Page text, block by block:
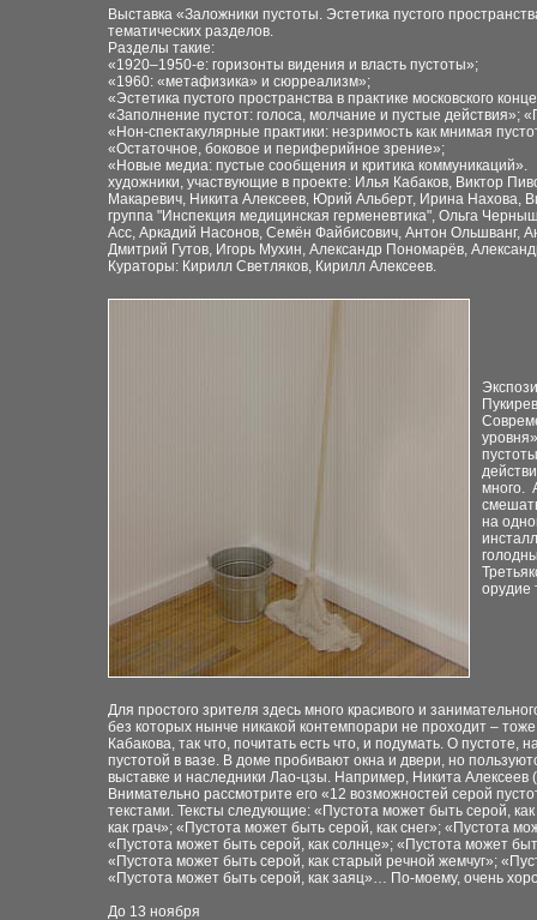
Выставка «Заложники пустоты. Эстетика пустого
тематических разделов.
Разделы такие:
«1920–1950-е: горизонты видения и власть пустоты»;
«1960: «метафизика» и сюрреализм»;
«Эстетика пустого пространства в практике московского
«Заполнение пустот: голоса, молчание и пустые действия»;
«Нон-спектакулярные практики: незримость как мнимая
«Остаточное, боковое и периферийное зрение»;
«Новые медиа: пустые сообщения и критика коммуникаций».
художники, участвующие в проекте: Илья Кабаков, Виктор
Макаревич, Никита Алексеев, Юрий Альберт, Ирина
группа "Инспекция медицинская герменевтика", Ольга
Асс, Аркадий Насонов, Семён Файбисович, Антон Ольшванг,
Дмитрий Гутов, Игорь Мухин, Александр Пономарёв,
Кураторы: Кирилл Светляков, Кирилл Алексеев.
много.
на
орудие
Для простого зрителя здесь много красивого и
без которых нынче никакой контемпорари не проходит – тоже
Кабакова, так что, почитать есть что, и подумать. О пустоте,
пустотой в вазе. В доме пробивают окна и двери, но
выставке и наследники Лао-цзы. Например, Никита Алексеев
Внимательно рассмотрите его «12 возможностей серой
текстами. Тексты следующие: «Пустота может быть серой,
как грач»; «Пустота может быть серой, как снег»; «Пустота
«Пустота может быть серой, как солнце»; «Пустота может
«Пустота может быть серой, как старый речной жемчуг»;
«Пустота может быть серой, как заяц»… По-моему, очень
До 13 ноября